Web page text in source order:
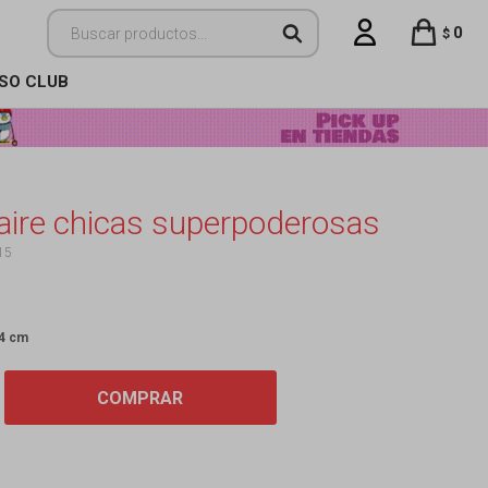
CLUB
$ 0
chicas superpoderosas
cm
COMPRAR